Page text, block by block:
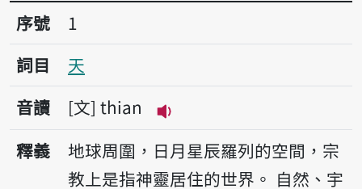
序號1天
序號
1
詞目
天
音讀
文 thian
播放音讀thian
釋義
地球周圍，日月星辰羅列的空間，宗
教上是指神靈居住的世界。 自然、宇